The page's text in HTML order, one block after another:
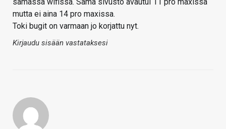
mutta ei aina 14 pro maxissa.
Toki bugit on varmaan jo korjattu nyt.
Kirjaudu sisään vastataksesi